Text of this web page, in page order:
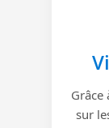
Grâce
sur